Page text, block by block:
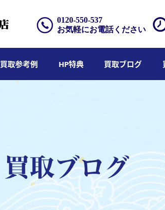
0120-550-537
お気軽にお電話ください
買取参考例 HP特典 買取ブログ